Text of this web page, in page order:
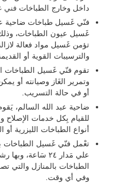
داخل وخارج الطباخات فني
فنّي غَسيل طباخات ضاحية
غَسيل عيون الطباخات، وذلك
تؤمن غَسيل مواد فعالة
والترسيبات القوية أو
تقوم فنّي غَسيل الطباخات
وتمرير الغَاز وصيانته أو
أو في حالة التسريب.
ضاحية عبد الله السالم،
للقيام بِكل خدمات الإصلاح
أنواع الطباخات الليزرية أو
تعْمل فنّي غَسيل الطباخات
علي مَدار ٢٤
الطباخات بالمنازل
وفي أي وقت.